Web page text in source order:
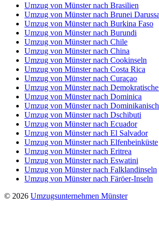
Umzug von Münster nach Brasilien
Umzug von Münster nach Brunei
Umzug von Münster nach Burkina Faso
Umzug von Münster nach Burundi
Umzug von Münster nach Chile
Umzug von Münster nach China
Umzug von Münster nach Cookinseln
Umzug von Münster nach Costa Rica
Umzug von Münster nach Curaçao
Umzug von Münster nach
Umzug von Münster nach Dominica
Umzug von Münster nach
Umzug von Münster nach Dschibuti
Umzug von Münster nach Ecuador
Umzug von Münster nach El Salvador
Umzug von Münster nach Elfenbeinküste
Umzug von Münster nach Eritrea
Umzug von Münster nach Eswatini
Umzug von Münster nach Falklandinseln
Umzug von Münster nach Färöer-Inseln
© 2026 Umzugsunternehmen Münster